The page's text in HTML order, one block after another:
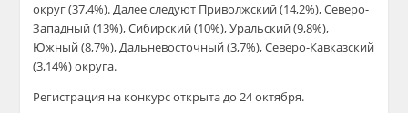
округ (37,4%). Далее следуют Приволжский (14,2%), Северо-
Западный (13%), Сибирский (10%), Уральский (9,8%),
Южный (8,7%), Дальневосточный (3,7%), Северо-Кавказский
(3,14%) округа.
Регистрация на конкурс открыта до 24 октября.